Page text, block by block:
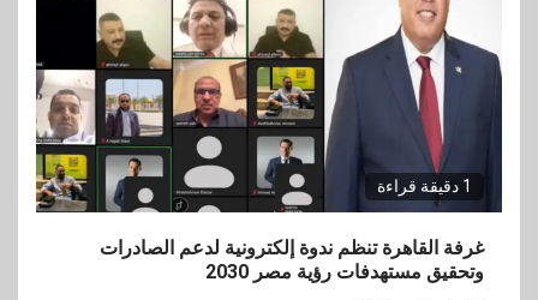
1 دقيقة قراءة
غرفة القاهرة تنظم ندوة إلكترونية لدعم الصادرات
وتحقيق مستهدفات رؤية مصر 2030